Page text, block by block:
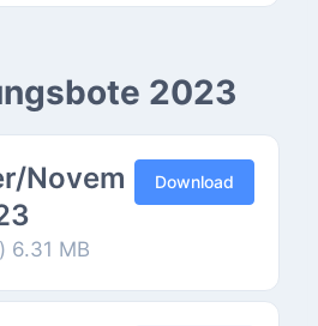
2023
Novem
6.31 MB
Download